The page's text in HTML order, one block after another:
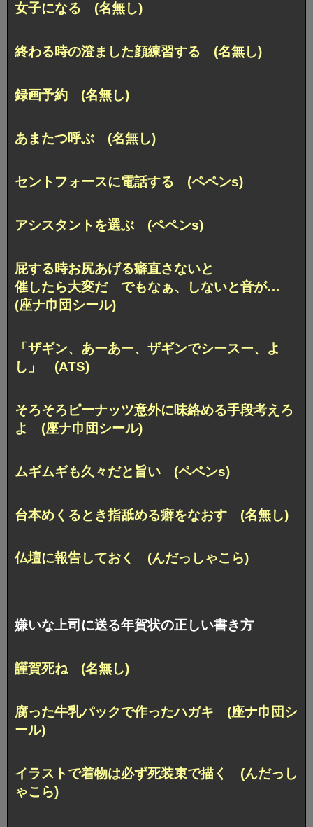
女子になる (名無し)
終わる時の澄ました顔練習する (名無し)
録画予約 (名無し)
あまたつ呼ぶ (名無し)
セントフォースに電話する (ペペンs)
アシスタントを選ぶ (ペペンs)
屁する時お尻あげる癖直さないと
催したら大変だ でもなぁ、しないと音が…
(座ナ巾団シール)
「ザギン、あーあー、ザギンでシースー、よ
し」 (ATS)
そろそろピーナッツ意外に味絡める手段考えろ
よ (座ナ巾団シール)
ムギムギも久々だと旨い (ペペンs)
台本めくるとき指舐める癖をなおす (名無し)
仏壇に報告しておく (んだっしゃこら)
嫌いな上司に送る年賀状の正しい書き方
謹賀死ね (名無し)
腐った牛乳パックで作ったハガキ (座ナ巾団シ
ール)
イラストで着物は必ず死装束で描く (んだっし
ゃこら)